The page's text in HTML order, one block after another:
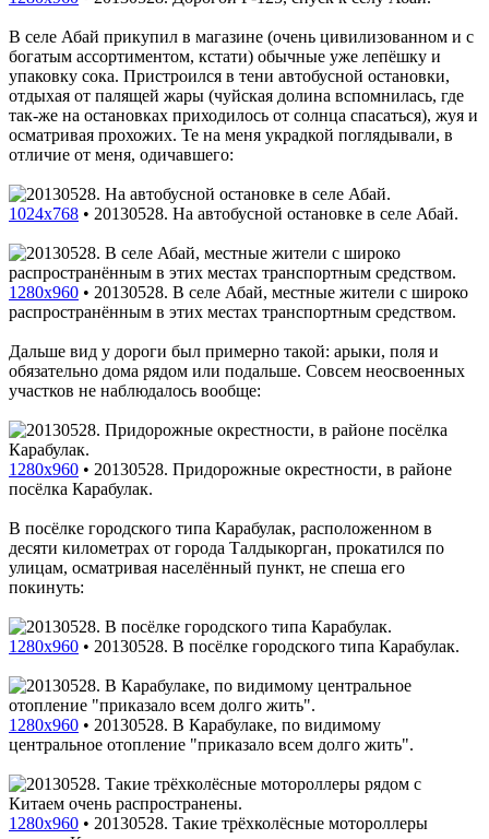
В селе Абай прикупил в магазине (очень цивилизованном и с
богатым ассортиментом, кстати) обычные уже лепёшку и
упаковку сока. Пристроился в тени автобусной остановки,
отдыхая от палящей жары (чуйская долина вспомнилась, где
так-же на остановках приходилось от солнца спасаться), жуя и
осматривая прохожих. Те на меня украдкой поглядывали, в
отличие от меня, одичавшего:
1024x768 • 20130528. На автобусной остановке в селе Абай.
1280x960 • 20130528. В селе Абай, местные жители с широко
распространённым в этих местах транспортным средством.
Дальше вид у дороги был примерно такой: арыки, поля и
обязательно дома рядом или подальше. Совсем неосвоенных
участков не наблюдалось вообще:
1280x960 • 20130528. Придорожные окрестности, в районе
посёлка Карабулак.
В посёлке городского типа Карабулак, расположенном в
десяти километрах от города Талдыкорган, прокатился по
улицам, осматривая населённый пункт, не спеша его
покинуть:
1280x960 • 20130528. В посёлке городского типа Карабулак.
1280x960 • 20130528. В Карабулаке, по видимому
центральное отопление "приказало всем долго жить".
1280x960 • 20130528. Такие трёхколёсные мотороллеры